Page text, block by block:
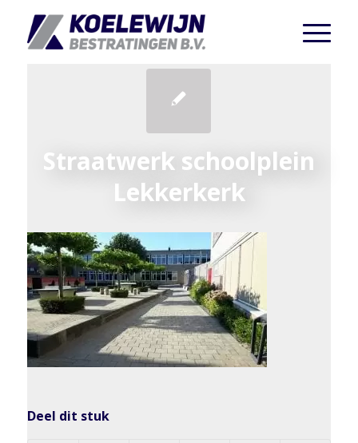
Straatwerk schoolplein
Lekkerkerk
Deel dit stuk